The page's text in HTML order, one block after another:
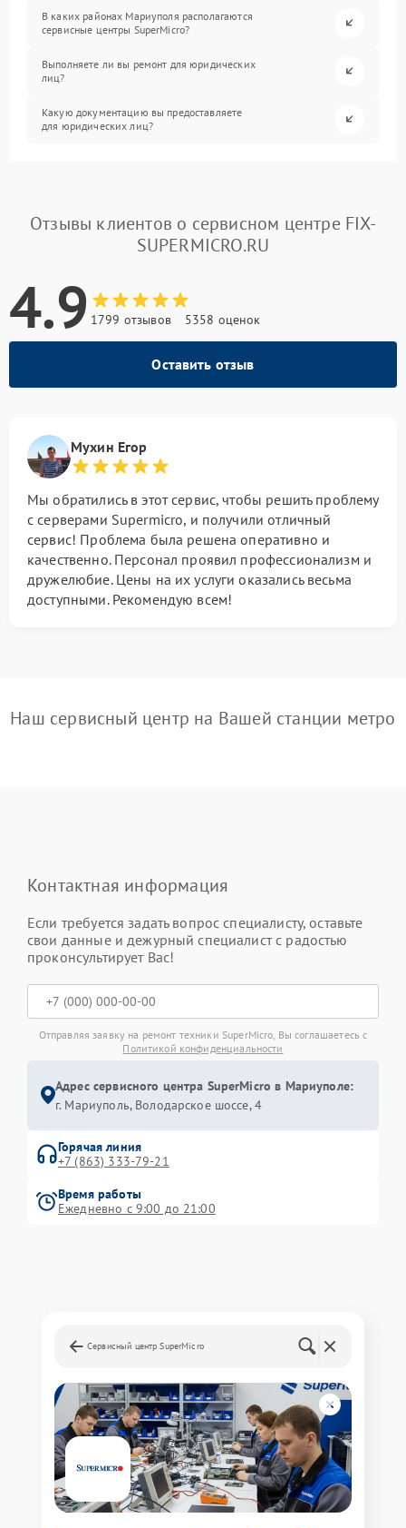
В каких районах Мариуполя располагаются
сервисные центры SuperMicro?
Выполняете ли вы ремонт для юридических
лиц?
Какую документацию вы предоставляете
для юридических лиц?
Отзывы клиентов о сервисном центре FIX-
SUPERMICRO.RU
4.9 1799 отзывов 5358 оценок
Оставить отзыв
Мухин Егор
Мы обратились в этот сервис, чтобы решить проблему
с серверами Supermicro, и получили отличный
сервис! Проблема была решена оперативно и
качественно. Персонал проявил профессионализм и
дружелюбие. Цены на их услуги оказались весьма
доступными. Рекомендую всем!
Наш сервисный центр на Вашей станции метро
Контактная информация
Если требуется задать вопрос специалисту, оставьте
свои данные и дежурный специалист с радостью
проконсультирует Вас!
Отправляя заявку на ремонт техники SuperMicro, Вы соглашаетесь с
Политикой конфиденциальности
Адрес сервисного центра SuperMicro в Мариуполе:
г. Мариуполь, Володарское шоссе, 4
Горячая линия
+7 (863) 333-79-21
Время работы
Ежедневно с 9:00 до 21:00
Сервисный центр SuperMicro